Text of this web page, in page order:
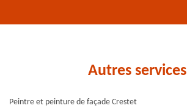
Autres services
Peintre et peinture de façade Crestet